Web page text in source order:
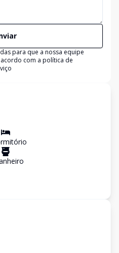
para que a nossa equipe
com a política de